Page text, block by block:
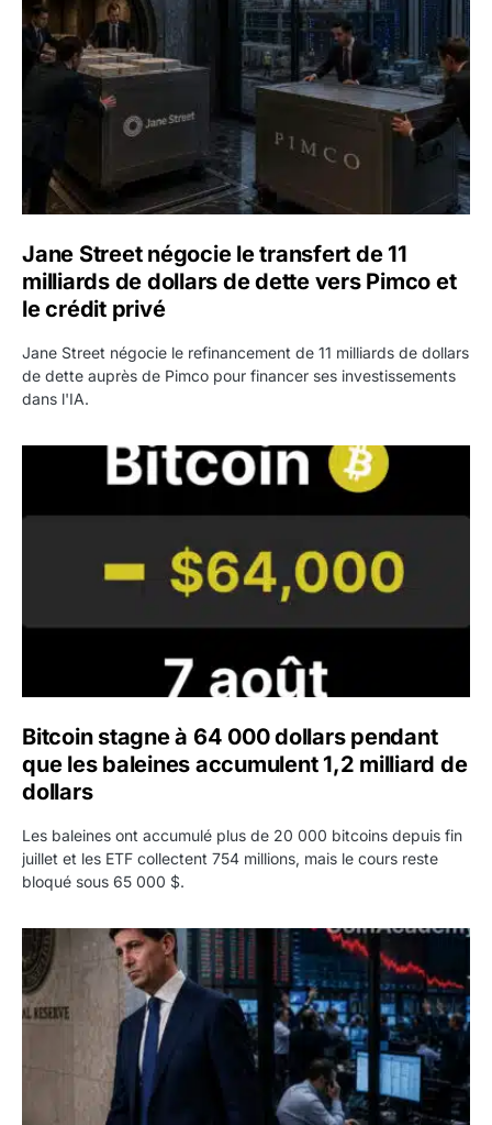
Jane Street négocie le transfert de 11
milliards de dollars de dette vers Pimco et
le crédit privé
Jane Street négocie le refinancement de 11 milliards de dollars
de dette auprès de Pimco pour financer ses investissements
dans l'IA.
Bitcoin stagne à 64 000 dollars pendant que les
Bitcoin stagne à 64 000 dollars pendant
que les baleines accumulent 1,2 milliard de
dollars
Les baleines ont accumulé plus de 20 000 bitcoins depuis fin
juillet et les ETF collectent 754 millions, mais le cours reste
bloqué sous 65 000 $.
Kevin Warsh maintient sa communication minimaliste